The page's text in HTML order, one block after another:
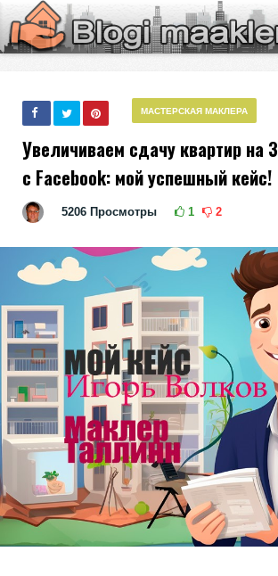
МАСТЕРСКАЯ МАКЛЕРА
Увеличиваем сдачу квартир на
с Facebook: мой успешный кейс!
5206 Просмотры 1 2